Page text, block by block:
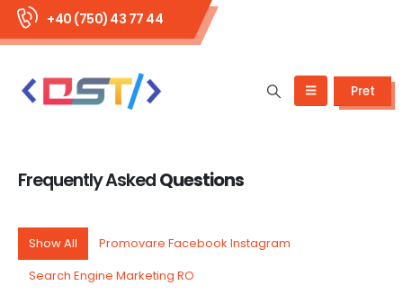
+40 (750) 43 77 44
Pret
Frequently AskedQuestions
Show All
Promovare Facebook Instagram
Search Engine Marketing RO